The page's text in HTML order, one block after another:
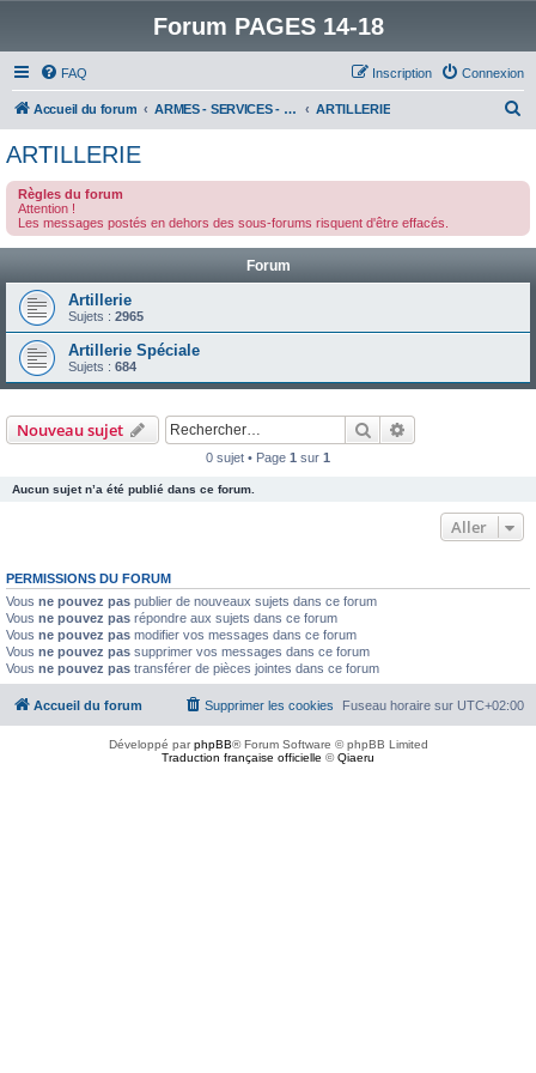
Forum PAGES 14-18
FAQ Connexion
Inscription
Accueil du forum ARMES - SERVICES - UNITES : historiques & discussions ARTILLERIE
r
c
e
ARTILLERIE
Règles du forum
Attention !
Les messages postés en dehors des sous-forums risquent d'être effacés.
Forum
Artillerie
Sujets : 2965
Artillerie Spéciale
Sujets : 684
Nouveau sujet Rechercher
0 sujet • Page 1 sur 1
Aucun sujet n’a été publié dans ce forum.
Aller
PERMISSIONS DU FORUM
Vous ne pouvez pas publier de nouveaux sujets dans ce forum
Vous ne pouvez pas répondre aux sujets dans ce forum
Vous ne pouvez pas modifier vos messages dans ce forum
Vous ne pouvez pas supprimer vos messages dans ce forum
Vous ne pouvez pas transférer de pièces jointes dans ce forum
Accueil du forum Fuseau horaire sur UTC+02:00
Supprimer les cookies
Développé parphpBB® Forum Software © phpBB Limited
Traduction française officielle ©Qiaeru